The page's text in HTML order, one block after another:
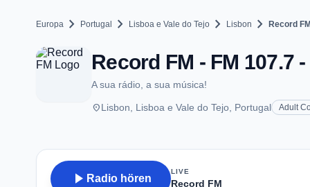
Europa chevron_right Portugal chevron_right Lisboa e Vale do Tejo chevron_right Lisbon chevron_right Record FM
Record FM - FM 107.7
A sua rádio, a sua música!
placeLisbon, Lisboa e Vale do Tejo, Portugal Adult
play_arrow Radio hören
LIVE
Record FM